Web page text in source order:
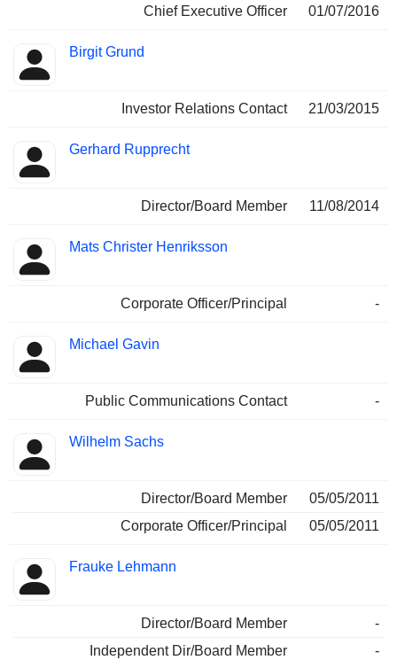
Chief Executive Officer 01/07/2016
Birgit Grund
Investor Relations Contact 21/03/2015
Gerhard Rupprecht
Director/Board Member 11/08/2014
Mats Christer Henriksson
Corporate Officer/Principal -
Michael Gavin
Public Communications Contact -
Wilhelm Sachs
Director/Board Member
05/05/2011
Corporate Officer/Principal
05/05/2011
Frauke Lehmann
Director/Board Member
-
Independent Dir/Board Member
-